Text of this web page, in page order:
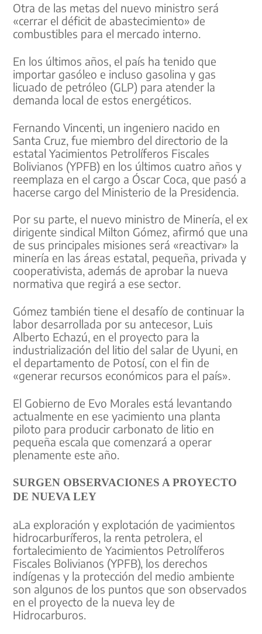
Otra de las metas del nuevo ministro será
«cerrar el déficit de abastecimiento» de
combustibles para el mercado interno.
En los últimos años, el país ha tenido que
importar gasóleo e incluso gasolina y gas
licuado de petróleo (GLP) para atender la
demanda local de estos energéticos.
Fernando Vincenti, un ingeniero nacido en
Santa Cruz, fue miembro del directorio de la
estatal Yacimientos Petrolíferos Fiscales
Bolivianos (YPFB) en los últimos cuatro años y
reemplaza en el cargo a Óscar Coca, que pasó a
hacerse cargo del Ministerio de la Presidencia.
Por su parte, el nuevo ministro de Minería, el ex
dirigente sindical Milton Gómez, afirmó que una
de sus principales misiones será «reactivar» la
minería en las áreas estatal, pequeña, privada y
cooperativista, además de aprobar la nueva
normativa que regirá a ese sector.
Gómez también tiene el desafío de continuar la
labor desarrollada por su antecesor, Luis
Alberto Echazú, en el proyecto para la
industrialización del litio del salar de Uyuni, en
el departamento de Potosí, con el fin de
«generar recursos económicos para el país».
El Gobierno de Evo Morales está levantando
actualmente en ese yacimiento una planta
piloto para producir carbonato de litio en
pequeña escala que comenzará a operar
plenamente este año.
SURGEN OBSERVACIONES A PROYECTO
DE NUEVA LEY
aLa exploración y explotación de yacimientos
hidrocarburíferos, la renta petrolera, el
fortalecimiento de Yacimientos Petrolíferos
Fiscales Bolivianos (YPFB), los derechos
indígenas y la protección del medio ambiente
son algunos de los puntos que son observados
en el proyecto de la nueva ley de
Hidrocarburos.